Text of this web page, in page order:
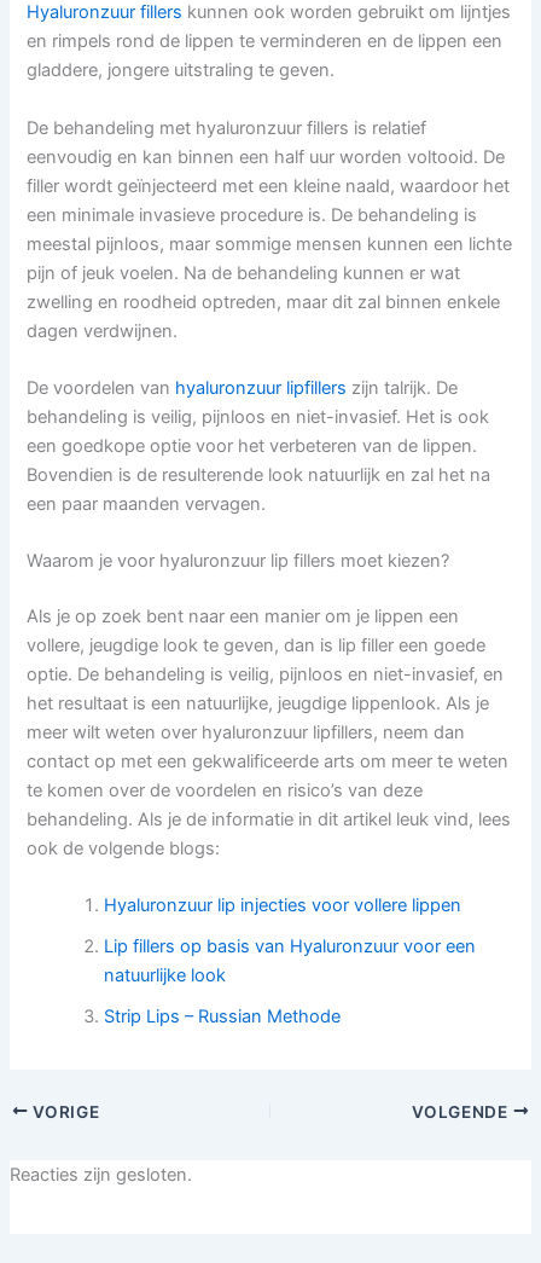
Hyaluronzuur fillers kunnen ook worden gebruikt om lijntjes
en rimpels rond de lippen te verminderen en de lippen een
gladdere, jongere uitstraling te geven.
De behandeling met hyaluronzuur fillers is relatief
eenvoudig en kan binnen een half uur worden voltooid. De
filler wordt geïnjecteerd met een kleine naald, waardoor het
een minimale invasieve procedure is. De behandeling is
meestal pijnloos, maar sommige mensen kunnen een lichte
pijn of jeuk voelen. Na de behandeling kunnen er wat
zwelling en roodheid optreden, maar dit zal binnen enkele
dagen verdwijnen.
De voordelen van hyaluronzuur lipfillers zijn talrijk. De
behandeling is veilig, pijnloos en niet-invasief. Het is ook
een goedkope optie voor het verbeteren van de lippen.
Bovendien is de resulterende look natuurlijk en zal het na
een paar maanden vervagen.
Waarom je voor hyaluronzuur lip fillers moet kiezen?
Als je op zoek bent naar een manier om je lippen een
vollere, jeugdige look te geven, dan is lip filler een goede
optie. De behandeling is veilig, pijnloos en niet-invasief, en
het resultaat is een natuurlijke, jeugdige lippenlook. Als je
meer wilt weten over hyaluronzuur lipfillers, neem dan
contact op met een gekwalificeerde arts om meer te weten
te komen over de voordelen en risico’s van deze
behandeling. Als je de informatie in dit artikel leuk vind, lees
ook de volgende blogs:
Hyaluronzuur lip injecties voor vollere lippen
Lip fillers op basis van Hyaluronzuur voor een
natuurlijke look
Strip Lips – Russian Methode
VORIGE VOLGENDE
Reacties zijn gesloten.